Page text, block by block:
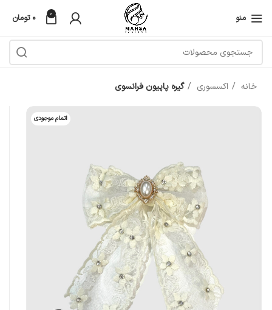
منو 0 ۰ تومان
خانه اکسسوری گیره پاپیون فرانسوی
اتمام موجودی